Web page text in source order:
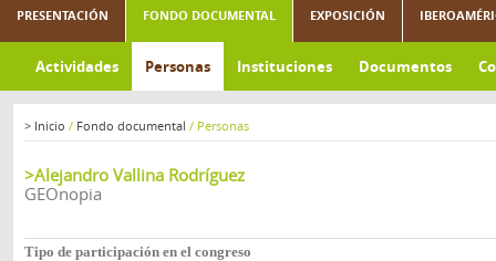
PRESENTACIÓN FONDO DOCUMENTAL EXPOSICIÓN
Actividades Personas Instituciones Documentos
> Inicio / Fondo documental / Personas
>Alejandro Vallina Rodríguez
GEOnopia
Tipo de participación en el congreso